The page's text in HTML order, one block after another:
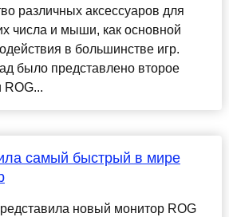
различных аксессуаров для
числа и мыши, как основной
в большинстве игр.
было представлено второе
ROG...
самый быстрый в мире
новый монитор ROG